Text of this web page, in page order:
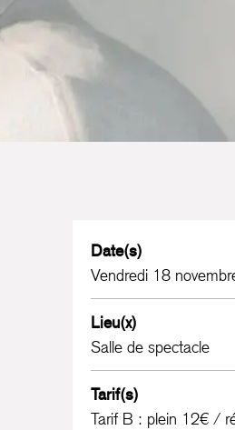
Date(s)
Vendredi 18
Lieu(x)
Salle de spectacle
Tarif(s)
Tarif B : plein 12€ /